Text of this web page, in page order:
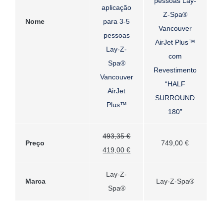
Nome
aplicação
para 3-5
pessoas
Lay-Z-
Spa®
Vancouver
AirJet
Plus™
Z-Spa®
Vancouver
AirJet Plus™
com
Revestimento
“HALF
SURROUND
180”
Preço
493,35€
O
original
era:
419,00€O
749,00€
Marca
Lay-Z-
Spa®
Lay-Z-Spa®